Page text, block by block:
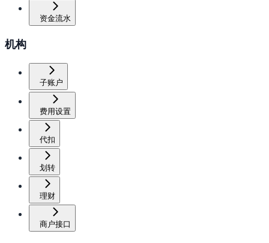
资金流水
机构
子账户
费用设置
代扣
划转
理财
商户接口